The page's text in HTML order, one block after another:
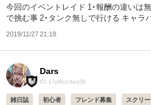
今回のイベントレイド 1・報酬の違いは
で挑む事 2・タンク無しで行ける キャラ
2019/11/27 21:18
Dars
ID: k7p6fcc4we56
雑日誌 初心者 フレンド募集 スクリ